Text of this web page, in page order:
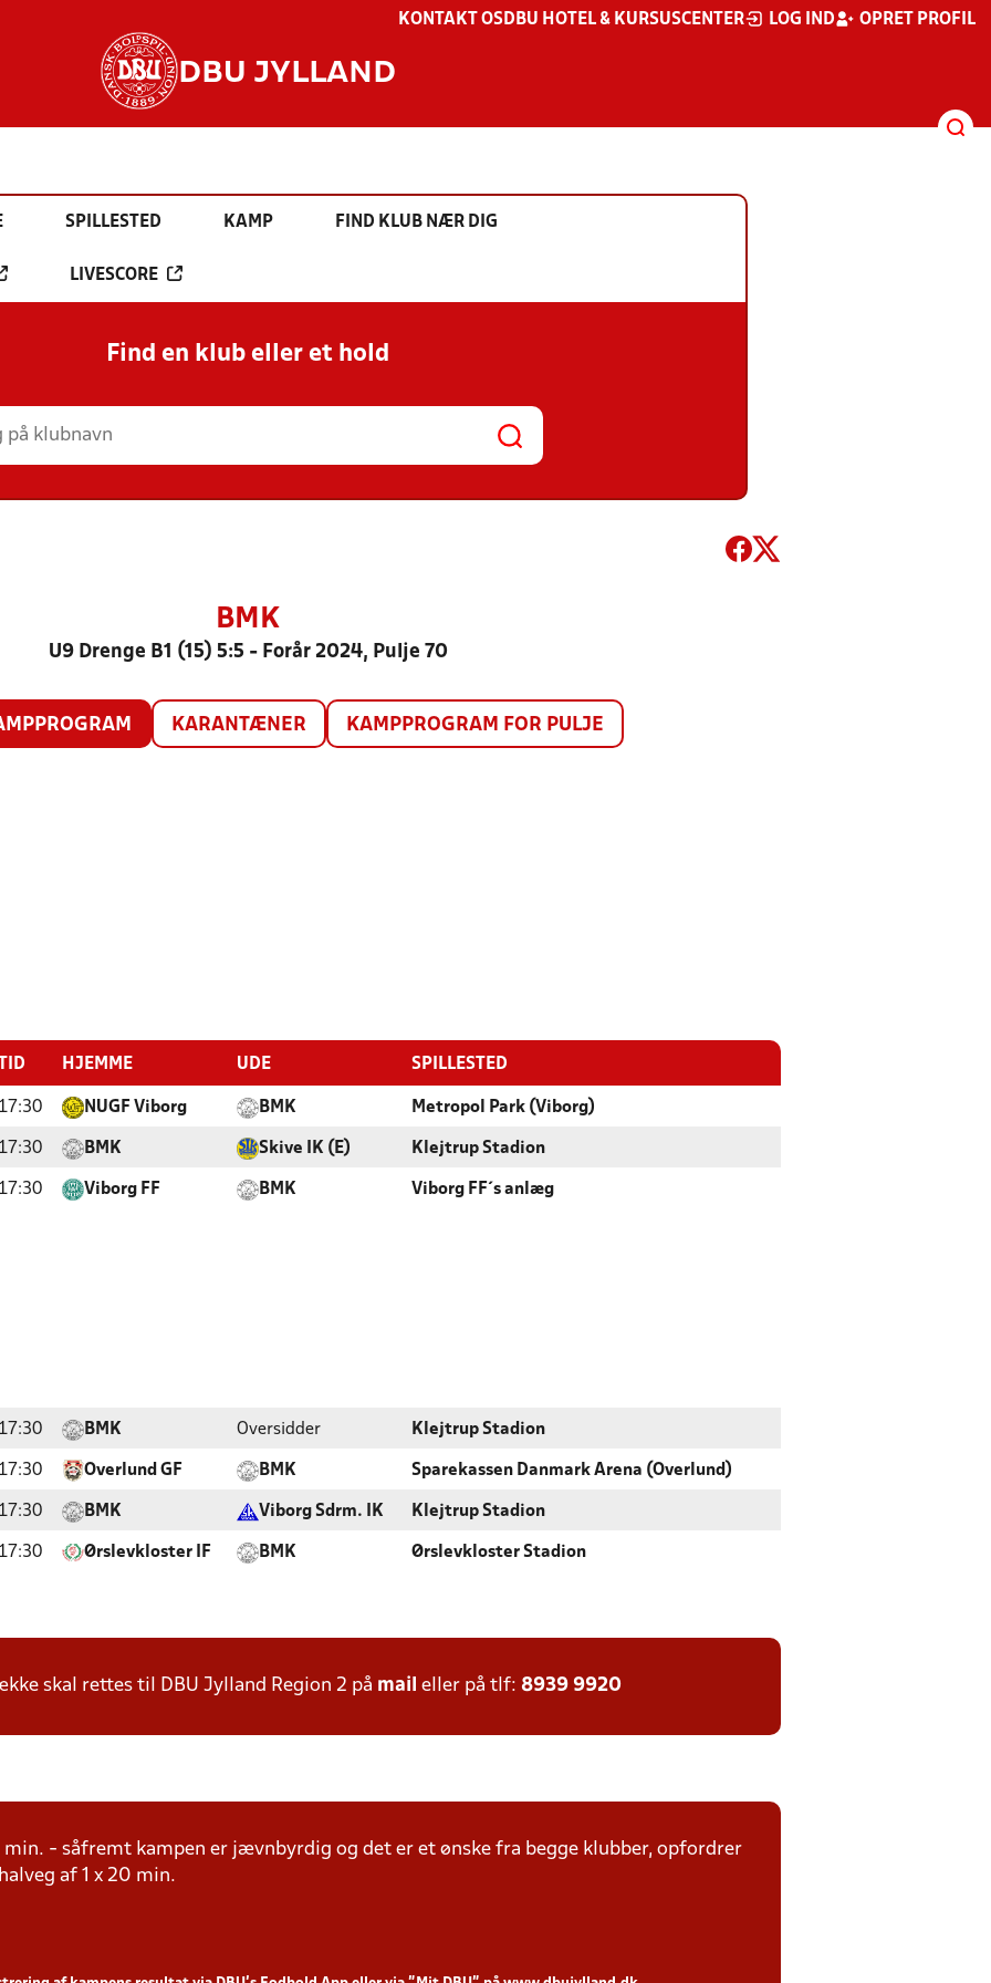
KONTAKT OS DBU HOTEL & KURSUSCENTER LOG IND OPRET PROFIL
DBU JYLLAND
SPILLESTED KAMP FIND KLUB NÆR DIG
LIVESCORE
Find en klub eller et hold
BMK
U9 Drenge B1 (15) 5:5 - Forår 2024, Pulje 70
KARANTÆNER KAMPPROGRAM FOR PULJE
TID HJEMME UDE SPILLESTED
17:30 NUGF Viborg BMK Metropol Park (Viborg)
17:30 BMK Skive IK (E) Klejtrup Stadion
17:30 Viborg FF BMK Viborg FF´s anlæg
17:30 BMK Oversidder Klejtrup Stadion
17:30 Overlund GF BMK Sparekassen Danmark Arena (Overlund)
17:30 BMK Viborg Sdrm. IK Klejtrup Stadion
17:30 Ørslevkloster IF BMK Ørslevkloster Stadion
skal rettes til DBU Jylland Region 2 på mail eller på tlf: 8939 9920
min. - såfremt kampen er jævnbyrdig og det er et ønske fra begge klubber, opfordrer
af 1 x 20 min.